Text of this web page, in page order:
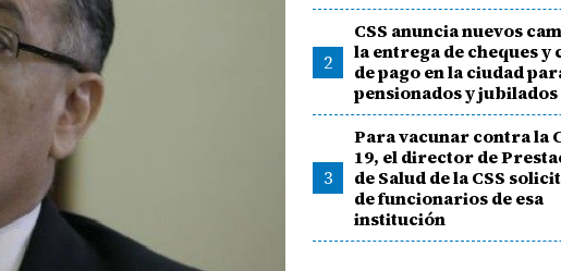
2
CSS anuncia nuevos
la entrega de cheques y
de pago en la ciudad
pensionados y jubilados
3
Para vacunar contra la
19, el director de
de Salud de la CSS
de funcionarios de esa
institución